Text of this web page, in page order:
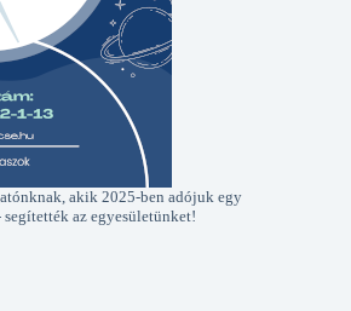
akik 2025-ben adójuk egy
az egyesületünket!